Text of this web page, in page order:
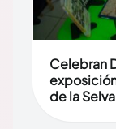
Celebran
de la Selva